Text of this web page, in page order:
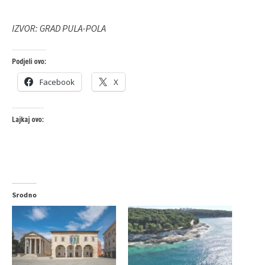
IZVOR: GRAD PULA-POLA
Podjeli ovo:
Facebook X
Lajkaj ovo:
Srodno